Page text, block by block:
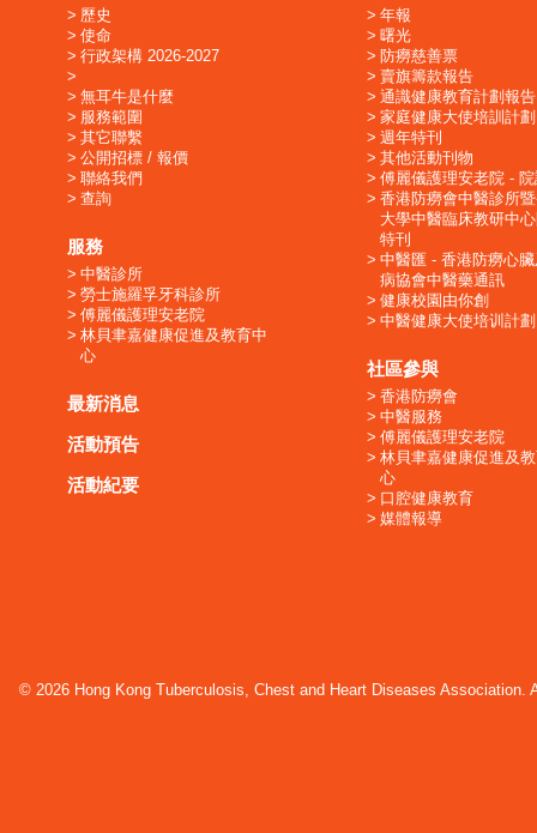
歷史
使命
行政架構 2026-2027
無耳牛是什麼
服務範圍
其它聯繫
公開招標 / 報價
聯絡我們
查詢
服務
中醫診所
勞士施羅孚牙科診所
傅麗儀護理安老院
林貝聿嘉健康促進及教育中
心
最新消息
活動預告
活動紀要
年報
曙光
防癆慈善票
賣旗籌款報告
通識健康教育計劃報告
家庭健康大使培訓計劃
週年特刊
其他活動刊物
傅麗儀護理安老院 -
香港防癆會中醫診所
大學中醫臨床教研中
特刊
中醫匯 - 香港防癆心
病協會中醫藥通訊
健康校園由你創
中醫健康大使培训計劃
社區參與
香港防癆會
中醫服務
傅麗儀護理安老院
林貝聿嘉健康促進及
心
口腔健康教育
媒體報導
© 2026 Hong Kong Tuberculosis, Chest and Heart Diseases Association.